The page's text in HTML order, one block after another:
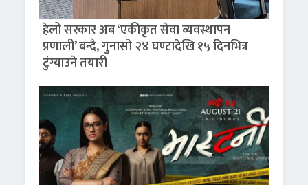
हेलो सरकार अब ‘एकीकृत सेवा व्यवस्थापन
प्रणाली’ बन्दै, गुनासो २४ घण्टादेखि १५ दिनभित्र
टुंग्याउने तयारी